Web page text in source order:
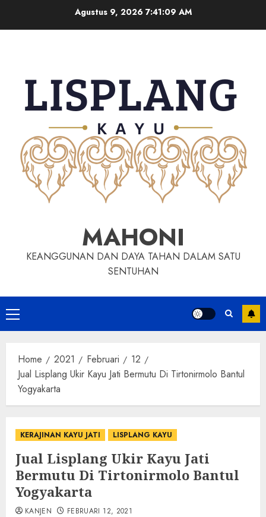
Agustus 9, 20267:41:10 AM
MAHONI
KEANGGUNAN DAN DAYA TAHAN DALAM SATU
SENTUHAN
Home 2021 Februari
12
Jual Lisplang Ukir Kayu Jati Bermutu Di Tirtonirmolo Bantul
Yogyakarta
KERAJINAN KAYU JATI LISPLANG KAYU
Jual Lisplang Ukir Kayu Jati
Bermutu Di Tirtonirmolo Bantul
Yogyakarta
KANJEN FEBRUARI 12, 2021